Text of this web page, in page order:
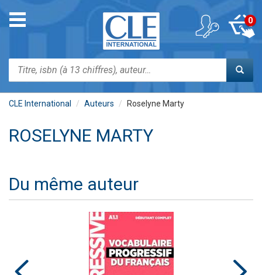
contenu
Toggle
navigation
Rechercher
0
CLE International Auteurs Roselyne Marty
ROSELYNE MARTY
Du même auteur